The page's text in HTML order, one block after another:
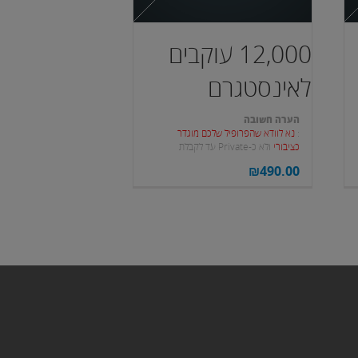
12,000 עוקבים
לאינסטגרם
הערה חשובה
: נא לוודא שהפרופיל שלכם מוגדר
כציבורי
ולא כ-Private עד לקבלת
₪490.00